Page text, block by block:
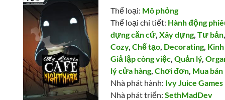
Thể loại: Mô phỏng
Thể loại chi tiết: Hành động
dựng căn cứ,Xây dựng,Tư bản
Cozy,Chế tạo, Decorating,
Giả lập công việc,Quản lý,
lý cửa hàng,Chơi đơn, Mua bán
Nhà phát hành: Ivy Juice Games
Nhà phát triển:SethMadDev